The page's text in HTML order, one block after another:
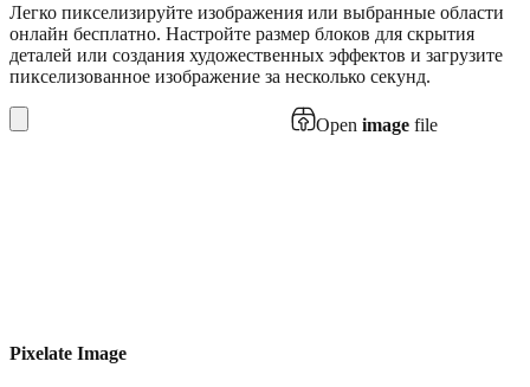
Легко пикселизируйте изображения или выбранные области
онлайн бесплатно. Настройте размер блоков для скрытия
деталей или создания художественных эффектов и загрузите
пикселизованное изображение за несколько секунд.
Open imagefile
Pixelate Image